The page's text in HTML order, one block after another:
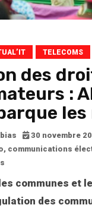
TELECOMS
des
:
les
30 novembre
, communications
communes et
des